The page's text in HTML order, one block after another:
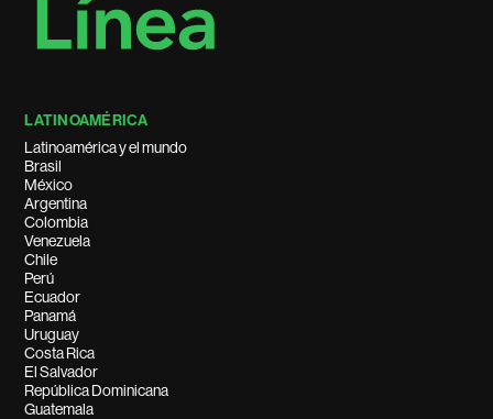
LATINOAMÉRICA
Latinoamérica y el mundo
Brasil
México
Argentina
Colombia
Venezuela
Chile
Perú
Ecuador
Panamá
Uruguay
Costa Rica
El Salvador
República Dominicana
Guatemala